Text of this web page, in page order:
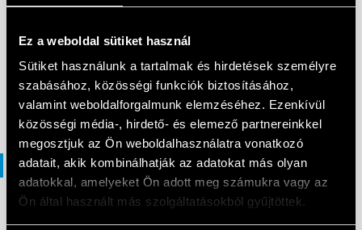
Ez a weboldal sütiket használ
Sütiket használunk a tartalmak és hirdetések személyre
szabásához, közösségi funkciók biztosításához,
valamint weboldalforgalmunk elemzéséhez. Ezenkívül
közösségi média-, hirdető- és elemező partnereinkkel
megosztjuk az Ön weboldalhasználatra vonatkozó
adatait, akik kombinálhatják az adatokat más olyan
adatokkal, amelyeket Ön adott meg számukra vagy az
Ön által használt más szolgáltatásokból gyűjtöttek.
Type 1Y.GW - Modular Gateway
EN|| .PDF
Megfelelőségi nyilatkozat
MEGFELELŐSÉGI NYILATKOZAT UKCA